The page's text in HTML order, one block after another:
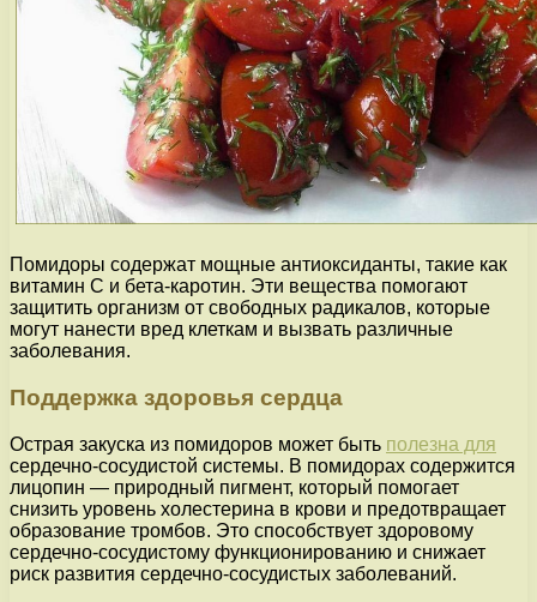
Помидоры содержат мощные антиоксиданты, такие как
витамин С и бета-каротин. Эти вещества помогают
защитить организм от свободных радикалов, которые
могут нанести вред клеткам и вызвать различные
заболевания.
Поддержка здоровья сердца
Острая закуска из помидоров может быть полезна для
сердечно-сосудистой системы. В помидорах содержится
лицопин — природный пигмент, который помогает
снизить уровень холестерина в крови и предотвращает
образование тромбов. Это способствует здоровому
сердечно-сосудистому функционированию и снижает
риск развития сердечно-сосудистых заболеваний.